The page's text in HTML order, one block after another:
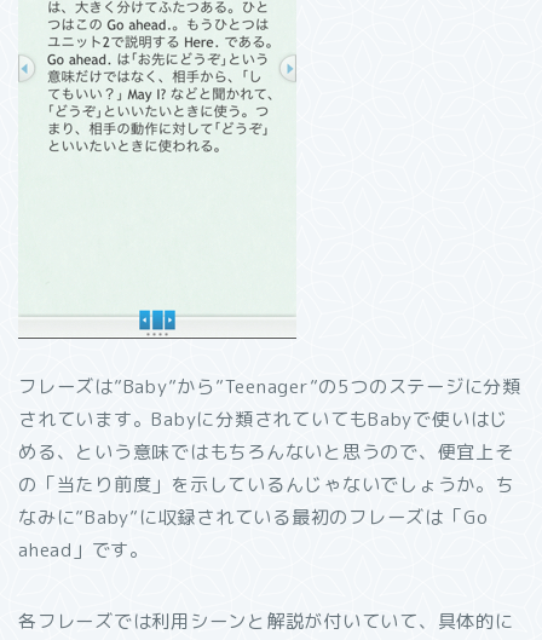
フレーズは”Baby”から”Teenager”の5つのステージに分類
されています。Babyに分類されていてもBabyで使いはじ
める、という意味ではもちろんないと思うので、便宜上そ
の「当たり前度」を示しているんじゃないでしょうか。ち
なみに”Baby”に収録されている最初のフレーズは「Go
ahead」です。
各フレーズでは利用シーンと解説が付いていて、具体的に